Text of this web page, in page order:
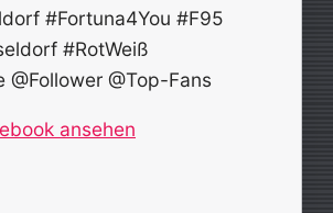
#Fortuna4You #F95
#RotWeiß
@Follower @Top-Fans
ansehen